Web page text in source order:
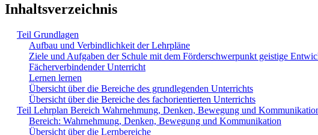
Inhaltsverzeichnis
Teil Grundlagen
Aufbau und Verbindlichkeit der Lehrpläne
Ziele und Aufgaben der Schule mit dem Förderschwerpunkt geistige
Fächerverbindender Unterricht
Lernen lernen
Übersicht über die Bereiche des grundlegenden Unterrichts
Übersicht über die Bereiche des fachorientierten Unterrichts
Teil Lehrplan Bereich Wahrnehmung, Denken, Bewegung und
Bereich: Wahrnehmung, Denken, Bewegung und Kommunikation
Übersicht über die Lernbereiche